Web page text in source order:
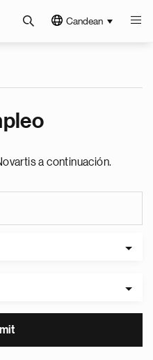
Candean
a continuación.